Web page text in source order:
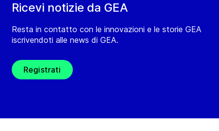
Ricevi notizie da GEA
Resta in contatto con le innovazioni e le storie GEA
iscrivendoti alle news di GEA.
Registrati